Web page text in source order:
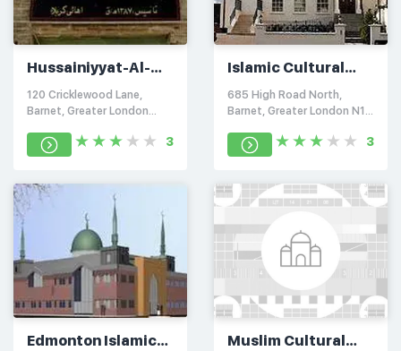
Hussainiyyat-Al-
Rasul Al-Ad'ham
120 Cricklewood Lane,
Barnet, Greater London
3
Islamic Cultural
Centre of Finchley
685 High Road North,
Barnet, Greater London N12
3
Edmonton Islamic
Muslim Cultural